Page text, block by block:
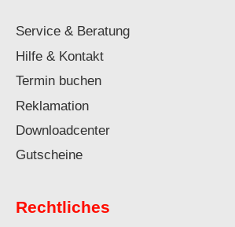
Service & Beratung
Hilfe & Kontakt
Termin buchen
Reklamation
Downloadcenter
Gutscheine
Rechtliches